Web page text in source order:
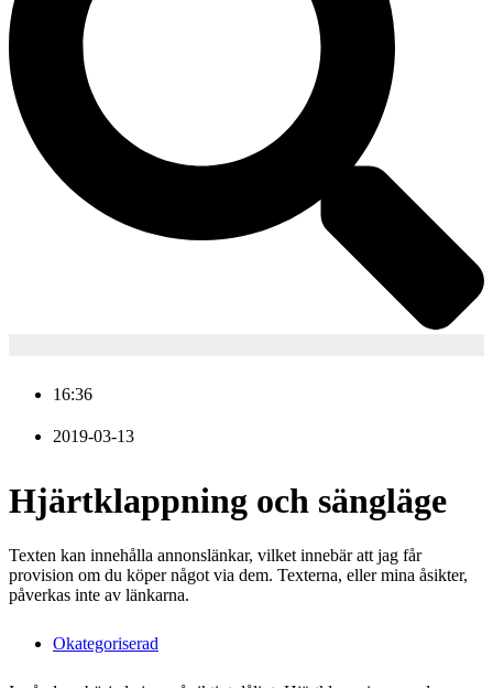
16:36
2019-03-13
Hjärtklappning och sängläge
Texten kan innehålla annonslänkar, vilket innebär att jag får
provision om du köper något via dem. Texterna, eller mina åsikter,
påverkas inte av länkarna.
Okategoriserad